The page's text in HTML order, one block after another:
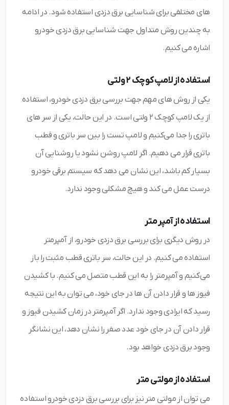
های مختلفی برای شناسایی برق دزدی استفاده شود. در ادامه
به چندین روش متداول جهت شناسایی برق دزدی خودرو
اشاره می کنیم.
استفاده از لامپ کوچک ۲ ولتی
یکی از روش های مهم جهت بررسی برق دزدی خودرو، استفاده
از یک لامپ کوچک ۲ ولتی است. در این حالت، یکی از سر های
باتری را جدا می‌کنیم و لامپ تست را بین سر باتری و قطب
باتری قرار می ‌دهیم. اگر لامپ روشن نشود یا روشنایی آن
بسیار کم باشد، این نشان می‌ دهد که سیستم برقی خودرو
درست عمل می‌ کند و هیچ مشکلی وجود ندارد.
استفاده از آمپر متر
در روش دیگری برای بررسی برق دزدی خودرو، از آمپرمتر
استفاده می ‌کنیم. در این حالت، سر باتری قطب مثبت را باز
می‌کنیم و آمپرمتر را به این قطب متصل می‌ کنیم. با کشیدن
فیوز ها و قرار دادن آن‌ ها در جای خود، می ‌توان به این نتیجه
رسید که ایرادی وجود ندارد. اگر آمپرمتر در زمان کشیدن فیوز و
قرار دادن آن در جای خود عدد صفر را نشان دهد، این نشانگر
وجود برق دزدی خواهد بود.
استفاده از مولتی متر
می توان از مولتی متر نیز برای بررسی برق دزدی خودرو استفاده